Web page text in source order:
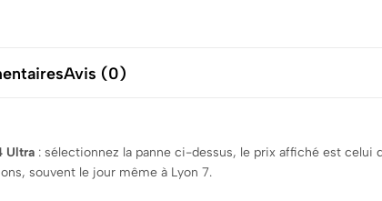
Avis (0)
Ultra : sélectionnez la panne ci-dessus, le prix affiché est
souvent le jour même à Lyon 7.